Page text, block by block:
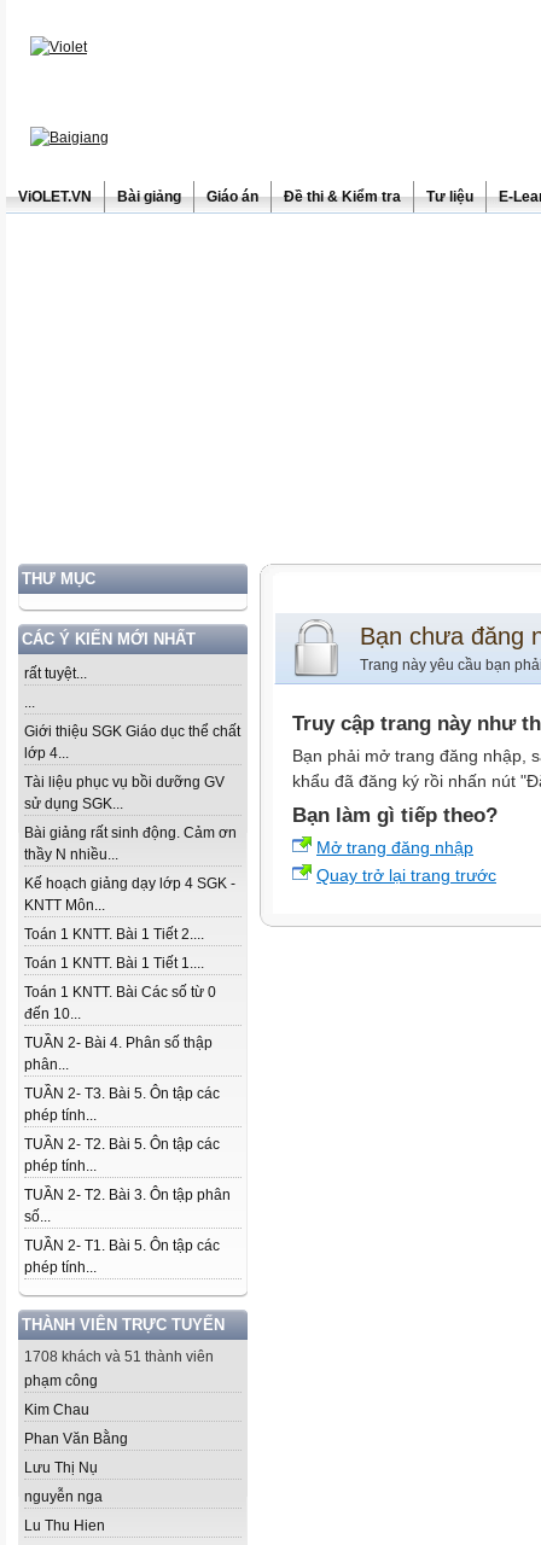
ViOLET.VN Bài giảng Giáo án Đề thi & Kiểm tra Tư liệu E-
THƯ MỤC
CÁC Ý KIẾN MỚI NHẤT
rất tuyệt...
...
Giới thiệu SGK Giáo dục thể chất
lớp 4...
Tài liệu phục vụ bồi dưỡng GV
sử dụng SGK...
Bài giảng rất sinh động. Cảm ơn
thầy N nhiều...
Kế hoạch giảng dạy lớp 4 SGK -
KNTT Môn...
Toán 1 KNTT. Bài 1 Tiết 2....
Toán 1 KNTT. Bài 1 Tiết 1....
Toán 1 KNTT. Bài Các số từ 0
đến 10...
TUẦN 2- Bài 4. Phân số thập
phân...
TUẦN 2- T3. Bài 5. Ôn tập các
phép tính...
TUẦN 2- T2. Bài 5. Ôn tập các
phép tính...
TUẦN 2- T2. Bài 3. Ôn tập phân
số...
TUẦN 2- T1. Bài 5. Ôn tập các
phép tính...
THÀNH VIÊN TRỰC TUYẾN
1708 khách và 51 thành viên
phạm công
Kim Chau
Phan Văn Bằng
Lưu Thị Nụ
nguyễn nga
Lu Thu Hien
Bạn chưa đăng
Trang này yêu cầu bạn
Truy cập trang này như
Bạn phải mở trang đăng nhập,
khẩu đã đăng ký rồi nhấn nút
Bạn làm gì tiếp theo?
Mở trang đăng nhập
Quay trở lại trang trước